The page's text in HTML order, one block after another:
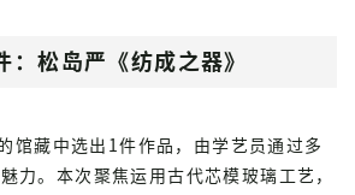
松岛严《纺成之器》
馆藏中选出1件作品，由学艺员通过多
力。本次聚焦运用古代芯模玻璃工艺，